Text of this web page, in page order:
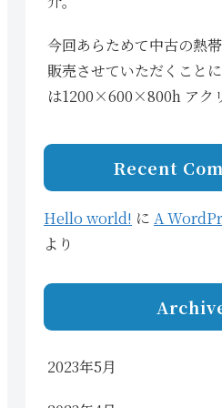
今回あらためて中古の熱
販売させていただくこと
は1200×600×800h アク
Recent
Hello world! に A
より
2023年5月